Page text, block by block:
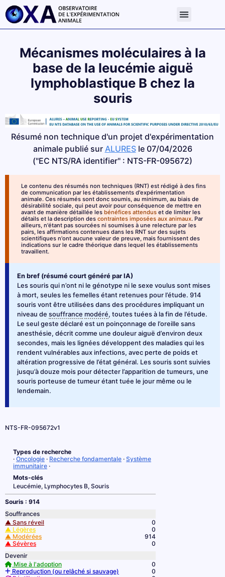
Mécanismes moléculaires à la
base de la leucémie aiguë
lymphoblastique B chez la
souris
Résumé non technique d'un projet d'expérimentation
animale publié sur ALURESle 07/04/2026
("EC NTS/RA identifier" : NTS-FR-095672)
Le contenu des résumés non techniques (RNT) est rédigé à des fins
de communication par les établissements d'expérimentation
animale. Ces résumés sont donc soumis, au minimum, au biais de
désirabilité sociale, qui peut avoir pour conséquence de mettre en
avant de manière détaillée les bénéfices attendus et de limiter les
détails et la description des contraintes imposées aux animaux. Par
ailleurs, n'étant pas sourcées ni soumises à une relecture par les
pairs, les affirmations contenues dans les RNT sur des sujets
scientifiques n'ont aucune valeur de preuve, mais fournissent des
indications sur le cadre théorique dans lequel les établissements
travaillent.
En bref (résumé court généré par IA)
Les souris qui n’ont ni le génotype ni le sexe voulus sont mises
à mort, seules les femelles étant retenues pour l’étude. 914
souris vont être utilisées dans des procédures impliquant un
niveau de souffrance modéré, toutes tuées à la fin de l’étude.
Le seul geste déclaré est un poinçonnage de l’oreille sans
anesthésie, décrit comme une douleur aiguë d’environ deux
secondes, mais les lignées développent des maladies qui les
rendent vulnérables aux infections, avec perte de poids et
altération progressive de l’état général. Les souris sont suivies
jusqu’à douze mois pour détecter l’apparition de tumeurs, une
souris porteuse de tumeur étant tuée le jour même ou le
lendemain.
NTS-FR-095672v1
Types de recherche
· Oncologie · Recherche fondamentale · Système
immunitaire ·
Mots-clés
Leucémie, Lymphocytes B, Souris
Souris : 914
Souffrances
▲ Sans réveil
0
▲ Légères
0
▲ Modérées
914
▲ Sévères
0
Devenir
Mise à l'adoption
0
Reproduction (ou relâché si sauvage)
0